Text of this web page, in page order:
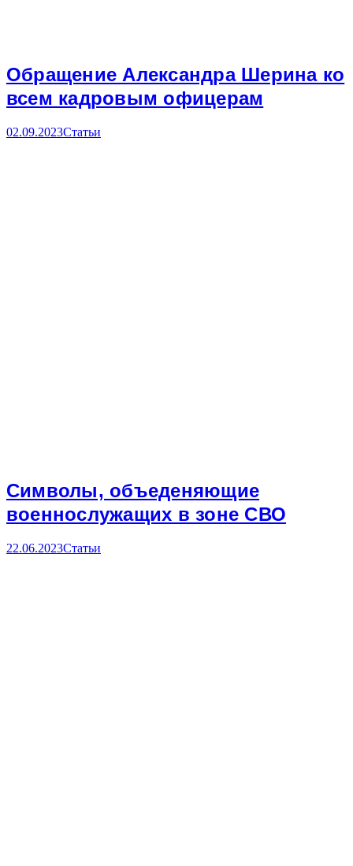
Обращение Александра Шерина ко
всем кадровым офицерам
02.09.2023Статьи
Символы, объеденяющие
военнослужащих в зоне СВО
22.06.2023Статьи